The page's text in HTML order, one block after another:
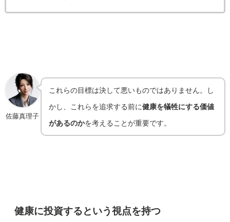
佐藤真理子
これらの目標は決して悪いものではありません。し
かし、これらを追求する前に健康を犠牲にする価値
があるのかを考えることが重要です。
健康に投資するという視点を持つ